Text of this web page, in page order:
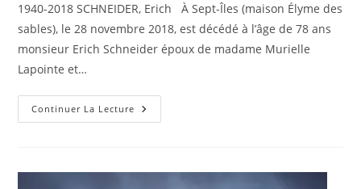
publication :
1940-2018 SCHNEIDER, Erich À Sept-Îles (maison Élyme des
sables), le 28 novembre 2018, est décédé à l’âge de 78 ans
monsieur Erich Schneider époux de madame Murielle
Lapointe et…
Continuer La Lecture SCHNEIDER,
Erich